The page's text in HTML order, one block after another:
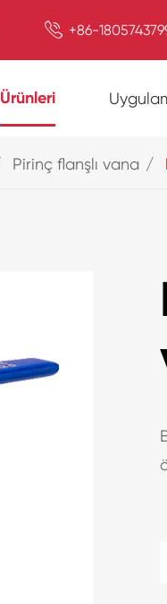
 +86-
Ürünleri
Pirinç flanşlı vana